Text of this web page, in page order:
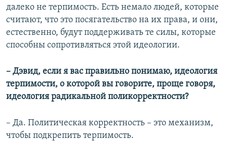
далеко не терпимость. Есть немало людей, которые
считают, что это посягательство на их права, и они,
естественно, будут поддерживать те силы, которые
способны сопротивляться этой идеологии.
– Дэвид, если я вас правильно понимаю, идеология
терпимости, о которой вы говорите, проще говоря,
идеология радикальной поликорректности?
– Да. Политическая корректность – это механизм,
чтобы подкрепить терпимость.